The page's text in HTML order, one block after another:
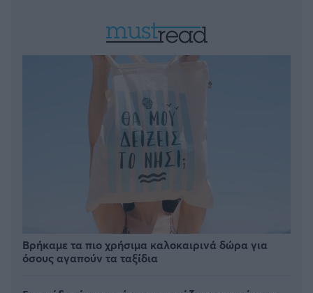
Βρήκαμε τα πιο χρήσιμα καλοκαιρινά δώρα για
όσους αγαπούν τα ταξίδια